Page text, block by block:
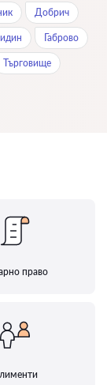
Добрич
Габрово
Търговище
право